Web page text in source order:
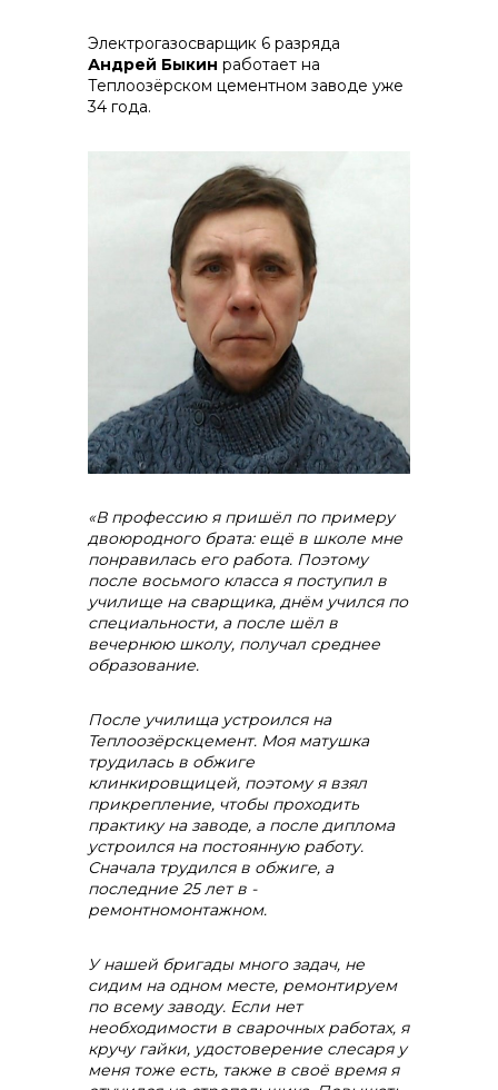
Контакты
+7 (423) 234 50 50
Электрогазосварщик 6 разряда
Андрей Быкин работает на
Теплоозёрском цементном заводе уже
34 года.
«В профессию я пришёл по примеру
двоюродного брата: ещё в школе мне
понравилась его работа. Поэтому
после восьмого класса я поступил в
училище на сварщика, днём учился по
специальности, а после шёл в
вечернюю школу, получал среднее
образование.
После училища устроился на
Теплоозёрскцемент. Моя матушка
трудилась в обжиге
клинкировщицей, поэтому я взял
прикрепление, чтобы проходить
практику на заводе, а после диплома
устроился на постоянную работу.
Сначала трудился в обжиге, а
последние 25 лет в -
ремонтномонтажном.
У нашей бригады много задач, не
сидим на одном месте, ремонтируем
по всему заводу. Если нет
необходимости в сварочных работах, я
кручу гайки, удостоверение слесаря у
меня тоже есть, также в своё время я